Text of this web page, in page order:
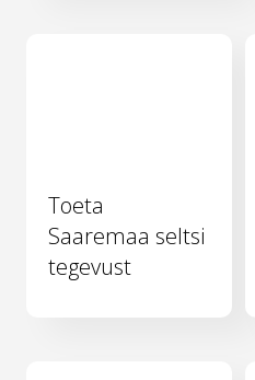
Toeta
Saaremaa seltsi
tegevust